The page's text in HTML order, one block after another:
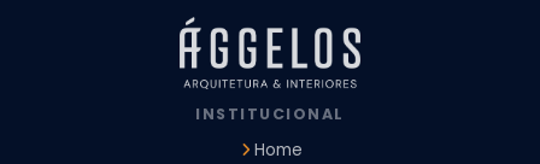
Arquiteto para Projeto Comercial em São Paulo
Arquiteto Comercial
Arquiteto para Reforma de Apartamento
Arquiteto para Reforma Residencial
Arquitetura para Reforma de Casas
Design de Interiores Apartamentos
INSTITUCIONAL
Home